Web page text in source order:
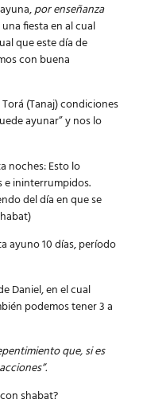
por enseñanza
fiesta en al cual
que este día de
con buena
(Tanaj) condiciones
ayunar” y nos lo
noches: Esto lo
ininterrumpidos.
del día en que se
ayuno 10 días, período
Daniel, en el cual
podemos tener 3 a
que, si es
shabat?